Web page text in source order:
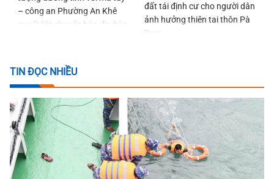
– công an Phường An Khê
quyết liệt chuyển hóa địa bàn
đất tái định cư cho người dân
ảnh hưởng thiên tai thôn Pà
Rum
TIN ĐỌC NHIỀU